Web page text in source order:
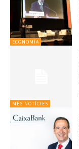
ECONOMÍA
MÉS NOTÍCIES